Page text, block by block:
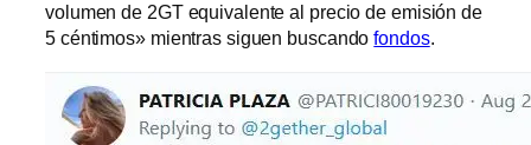
volumen de 2GT equivalente al precio de emisión de
5 céntimos» mientras siguen buscandofondos.